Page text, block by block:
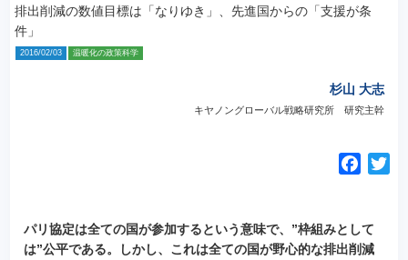
排出削減の数値目標は「なりゆき」、先進国からの「支援が条
件」
2016/02/03 温暖化の政策科学
杉山 大志
キヤノングローバル戦略研究所 研究主幹
e
b
パリ協定は全ての国が参加するという意味で、”枠組みとして
は”公平である。しかし、これは全ての国が野心的な排出削減